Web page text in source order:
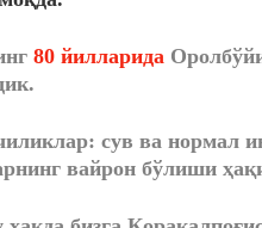
80 йилларида
сув ва нормал
вайрон бўлиши